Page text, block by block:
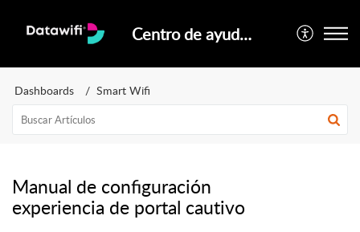
Centro de ayuda oficial Datawifi
Dashboards Smart Wifi
Manual de configuración
experiencia de portal cautivo